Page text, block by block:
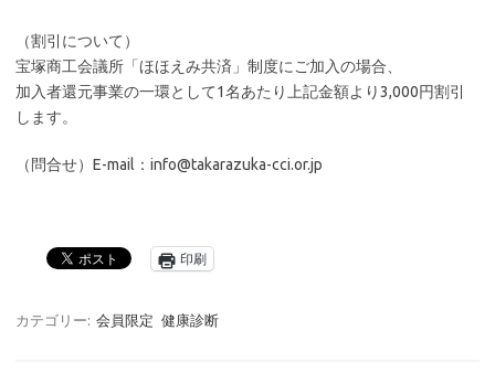
（割引について）
宝塚商工会議所「ほほえみ共済」制度にご加入の場合、
加入者還元事業の一環として1名あたり上記金額より3,000円割引
します。
（問合せ）E-mail：info@takarazuka-cci.or.jp
印刷
カテゴリー: 会員限定 健康診断